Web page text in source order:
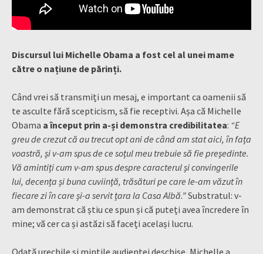
Discursul lui Michelle Obama a fost cel al unei mame
către o națiune de părinți.
Când vrei să transmiți un mesaj, e important ca oamenii să
te asculte fără scepticism, să fie receptivi. Așa că Michelle
Obama a început prin a-și demonstra credibilitatea: “E
greu de crezut că au trecut opt ani de când am stat aici, în fața
voastră, și v-am spus de ce soțul meu trebuie să fie președinte.
Vă amintiți cum v-am spus despre caracterul și convingerile
lui, decența și buna cuviință, trăsături pe care le-am văzut în
fiecare zi în care și-a servit țara la Casa Albă.”Substratul: v-
am demonstrat că știu ce spun și că puteți avea încredere în
mine; vă cer ca și astăzi să faceți același lucru.
Odată urechile și mințile audienței deschise, Michelle a